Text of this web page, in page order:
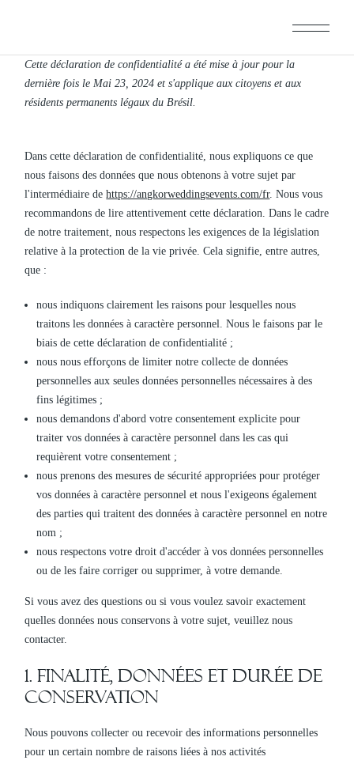
Cette déclaration de confidentialité a été mise à jour pour la
dernière fois le Mai 23, 2024 et s'applique aux citoyens et aux
résidents permanents légaux du Brésil.
Dans cette déclaration de confidentialité, nous expliquons ce que
nous faisons des données que nous obtenons à votre sujet par
l'intermédiaire dehttps://angkorweddingsevents.com/fr. Nous vous
recommandons de lire attentivement cette déclaration. Dans le cadre
de notre traitement, nous respectons les exigences de la législation
relative à la protection de la vie privée. Cela signifie, entre autres,
que :
nous indiquons clairement les raisons pour lesquelles nous
traitons les données à caractère personnel. Nous le faisons par le
biais de cette déclaration de confidentialité ;
nous nous efforçons de limiter notre collecte de données
personnelles aux seules données personnelles nécessaires à des
fins légitimes ;
nous demandons d'abord votre consentement explicite pour
traiter vos données à caractère personnel dans les cas qui
requièrent votre consentement ;
nous prenons des mesures de sécurité appropriées pour protéger
vos données à caractère personnel et nous l'exigeons également
des parties qui traitent des données à caractère personnel en notre
nom ;
nous respectons votre droit d'accéder à vos données personnelles
ou de les faire corriger ou supprimer, à votre demande.
Si vous avez des questions ou si vous voulez savoir exactement
quelles données nous conservons à votre sujet, veuillez nous
contacter.
1. Finalité, données et durée de
conservation
Nous pouvons collecter ou recevoir des informations personnelles
pour un certain nombre de raisons liées à nos activités